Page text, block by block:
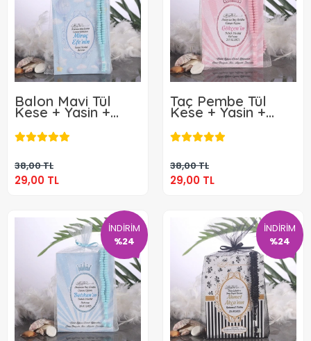
Balon Mavi Tül
Kese + Yasin +
Tesbih
38,00 TL
29,00 TL
29,00 TL
Taç Pembe Tül
Kese + Yasin +
Tesbih
38,00 TL
29,00 TL
29,00 TL
İNDİRİM
%24
İNDİRİM
%24